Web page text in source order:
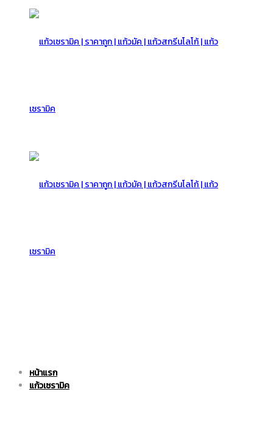
ราคา
เซรามิค
หน้าแรก
แก้วเซรามิค